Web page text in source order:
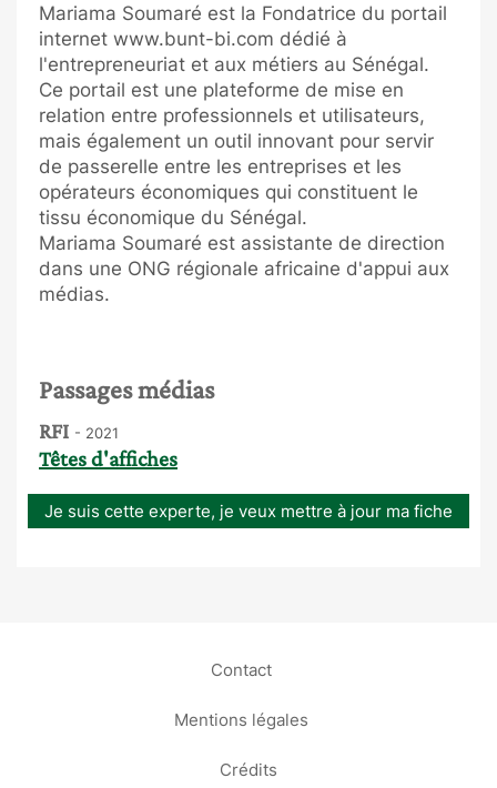
Mariama Soumaré est la Fondatrice du portail
internet www.bunt-bi.com dédié à
l'entrepreneuriat et aux métiers au Sénégal.
Ce portail est une plateforme de mise en
relation entre professionnels et utilisateurs,
mais également un outil innovant pour servir
de passerelle entre les entreprises et les
opérateurs économiques qui constituent le
tissu économique du Sénégal.
Mariama Soumaré est assistante de direction
dans une ONG régionale africaine d'appui aux
médias.
Passages médias
RFI - 2021
Têtes d'affiches
Je suis cette experte, je veux mettre à jour ma fiche
Contact
Mentions légales
Crédits